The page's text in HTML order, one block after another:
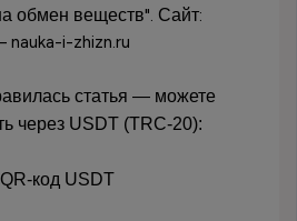
обмен веществ". Сайт:
i-zhizn.ru
статья — можете
через USDT (TRC-20):